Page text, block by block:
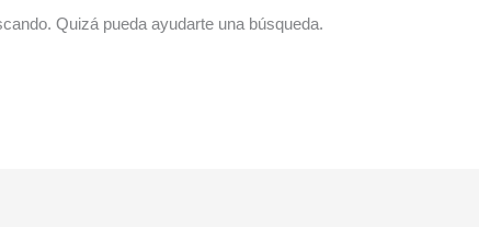
Quizá pueda ayudarte una búsqueda.